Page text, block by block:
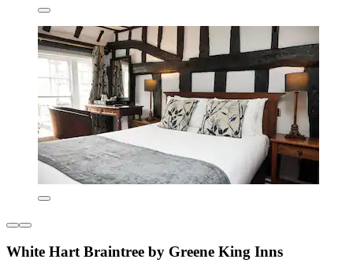
White Hart Braintree by Greene King Inns